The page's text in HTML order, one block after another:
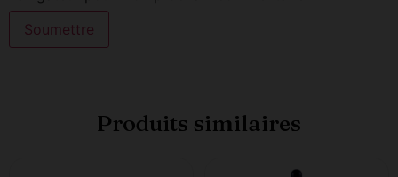
Produits similaires